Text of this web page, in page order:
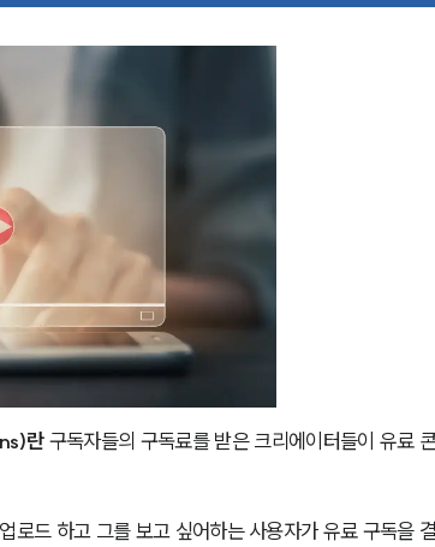
란 구독자들의 구독료를 받은 크리에이터들이 유료
로드 하고 그를 보고 싶어하는 사용자가 유료 구독을